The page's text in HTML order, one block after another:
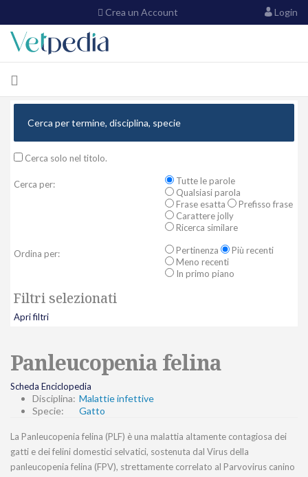
Crea un Account Login
Cerca solo nel titolo.
Cerca per:
Tutte le parole
Qualsiasi parola
Frase esatta
Prefisso frase
Carattere jolly
Ricerca similare
Ordina per: Pertinenza
Più recenti
Meno recenti
In primo piano
Filtri selezionati
Apri filtri
Panleucopenia felina
Scheda Enciclopedia
Disciplina: Malattie infettive
Specie:
Gatto
La Panleucopenia felina (PLF) è una malattia altamente contagiosa dei
gatti e dei felini domestici selvatici, sostenuta dal Virus della
panleucopenia felina (FPV), strettamente correlato al Parvovirus canino